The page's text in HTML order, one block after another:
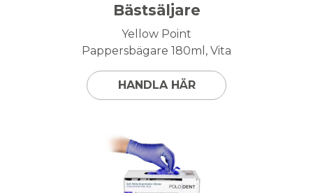
Bästsäljare
Yellow Point
Pappersbägare 180ml, Vita
HANDLA HÄR